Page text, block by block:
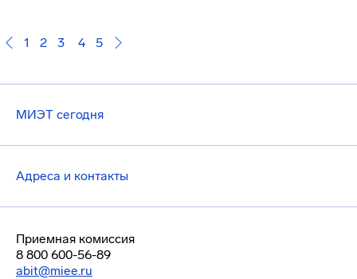
1 2 3 4 5
МИЭТ сегодня
Адреса и контакты
Приемная комиссия
8 800 600-56-89
abit@miee.ru